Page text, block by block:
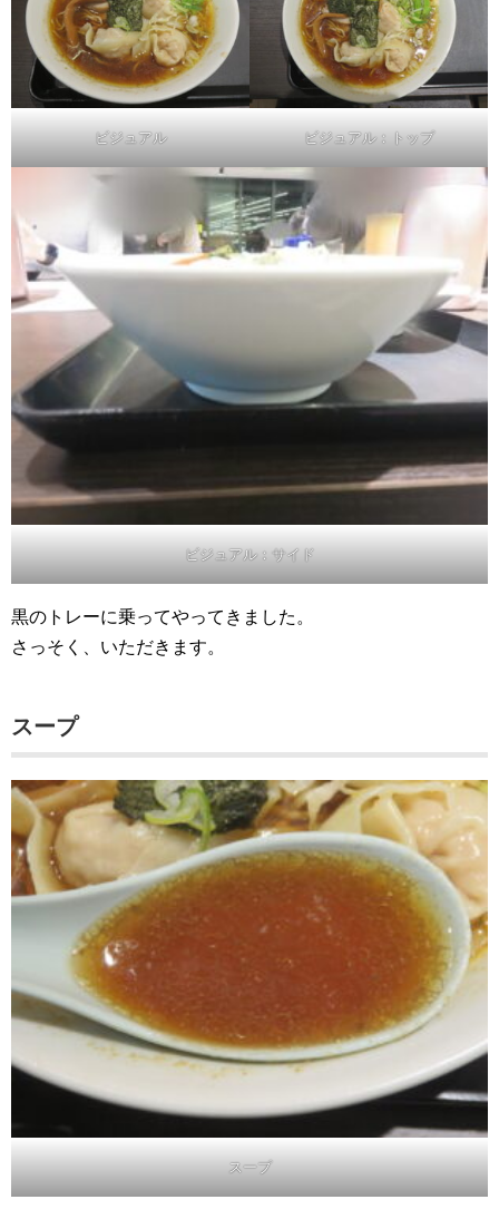
ビジュアル ビジュアル：トップ
ビジュアル：サイド
黒のトレーに乗ってやってきました。
さっそく、いただきます。
スープ
スープ